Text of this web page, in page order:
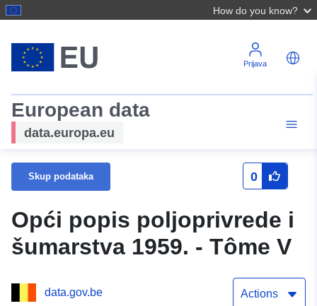
How do you know?
Prijava
European data
data.europa.eu
Skup podataka 0
Opći popis poljoprivrede i
šumarstva 1959. - Tôme V
data.gov.be Actions